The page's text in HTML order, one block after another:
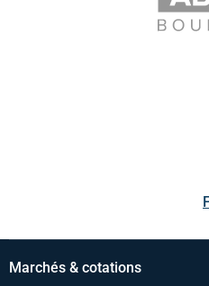
Marchés & cotations